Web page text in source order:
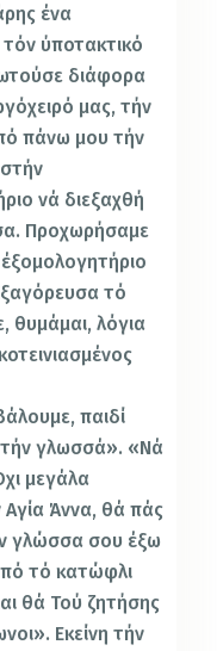
ένα
ύποτακτικό
διάφορα
μας, τήν
πάνω μου τήν
νά διεξαχθή
Προχωρήσαμε
τό
θυμάμαι, λόγια
παιδί
γλωσσά». «Νά
μεγάλα
Άννα, θά πάς
γλώσσα σου έξω
τό κατώφλι
θά Τού ζητήσης
Εκεί­νη τήν